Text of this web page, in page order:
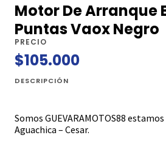
Motor De Arranque
Puntas Vaox Negro
PRECIO
$105.000
DESCRIPCIÓN
Somos GUEVARAMOTOS88
Aguachica – Cesar.